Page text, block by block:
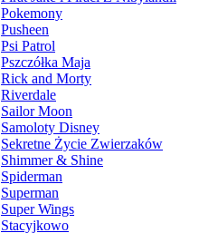
Pokemony
Pusheen
Psi Patrol
Pszczółka Maja
Rick and Morty
Riverdale
Sailor Moon
Samoloty Disney
Sekretne Życie Zwierzaków
Shimmer & Shine
Spiderman
Superman
Super Wings
Stacyjkowo